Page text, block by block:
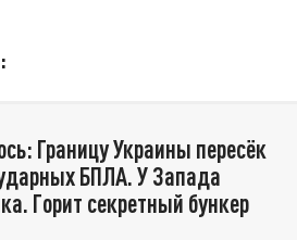
Границу Украины пересёк
БПЛА. У Запада
Горит секретный бункер